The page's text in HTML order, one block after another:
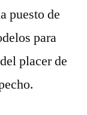
puesto de
para
placer de